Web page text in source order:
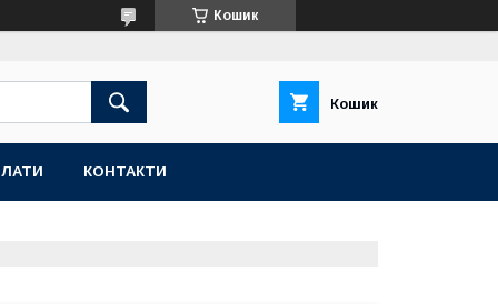
Кошик
Кошик
КОНТАКТИ